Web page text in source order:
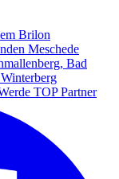
Brilon
Meschede
Bad
Winterberg
TOP Partner